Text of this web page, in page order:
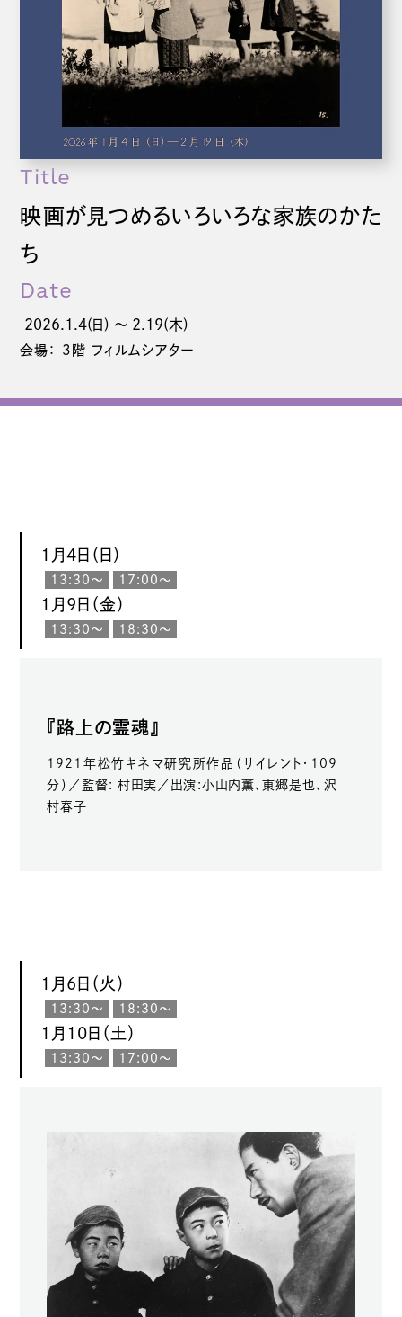
Title
映画が見つめるいろいろな家族のかた
ち
Date
2026.1.4(日) 〜 2.19(木)
会場： 3階 フィルムシアター
1月4日（日）
13:30〜 17:00〜
1月9日（金）
13:30〜 18:30〜
『路上の霊魂』
1921年松竹キネマ研究所作品（サイレント・109
分）／監督: 村田実／出演:小山内薫、東郷是也、沢
村春子
1月6日（火）
13:30〜 18:30〜
1月10日（土）
13:30〜 17:00〜